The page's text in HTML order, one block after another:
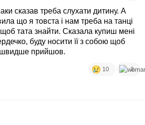
сказав треба слухати дитину. А
що я товста і нам треба на танці
тата знайти. Сказала купиш мені
буду носити її з собою щоб
швидше прийшов.
10 3